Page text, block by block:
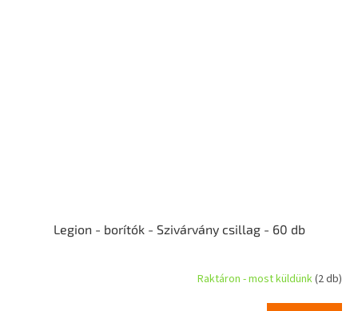
Legion - borítók - Szivárvány csillag - 60 db
Raktáron - most küldünk(2 db)